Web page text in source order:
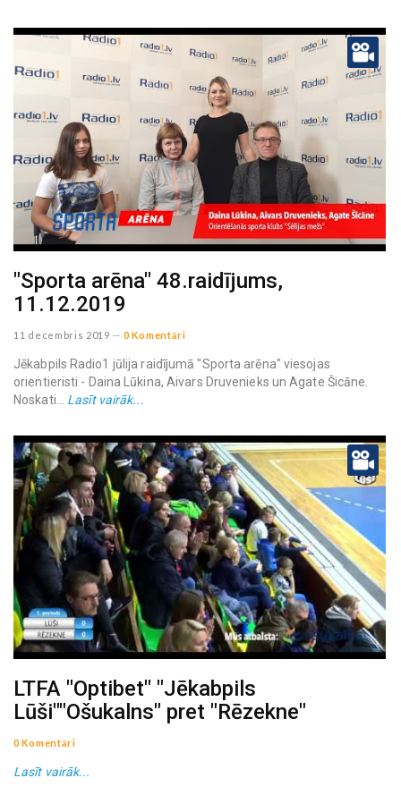
"Sporta arēna" 48.raidījums,
11.12.2019
11 decembris 2019 -- 0 Komentāri
Jēkabpils Radio1 jūlija raidījumā "Sporta arēna" viesojas
orientieristi - Daina Lūkina, Aivars Druvenieks un Agate Šicāne.
Noskati... Lasīt vairāk...
LTFA "Optibet" "Jēkabpils
Lūši""Ošukalns" pret "Rēzekne"
0 Komentāri
Lasīt vairāk...